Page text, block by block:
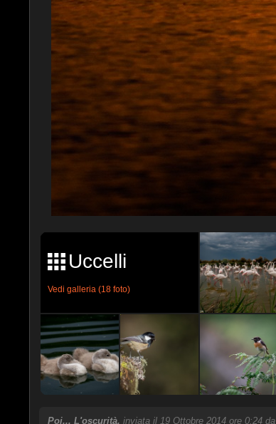
Uccelli
Vedi galleria (18 foto)
Poi... L'oscurità. inviata il 19 Ottobre 2014 ore 0:24 da